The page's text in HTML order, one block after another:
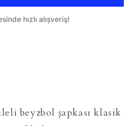
beyzbol şapkası klasik